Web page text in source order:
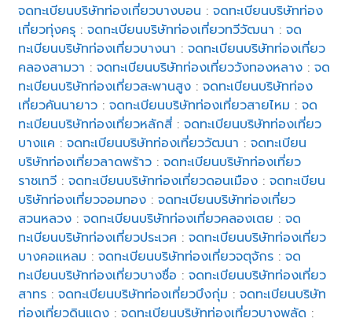
จดทะเบียนบริษัทท่องเที่ยวบางบอน :จดทะเบียนบริษัทท่อง
เที่ยวทุ่งครุ :จดทะเบียนบริษัทท่องเที่ยวทวีวัฒนา :จด
ทะเบียนบริษัทท่องเที่ยวบางนา :จดทะเบียนบริษัทท่องเที่ยว
คลองสามวา :จดทะเบียนบริษัทท่องเที่ยววังทองหลาง :จด
ทะเบียนบริษัทท่องเที่ยวสะพานสูง :จดทะเบียนบริษัทท่อง
เที่ยวคันนายาว :จดทะเบียนบริษัทท่องเที่ยวสายไหม :จด
ทะเบียนบริษัทท่องเที่ยวหลักสี่ :จดทะเบียนบริษัทท่องเที่ยว
บางแค :จดทะเบียนบริษัทท่องเที่ยววัฒนา :จดทะเบียน
บริษัทท่องเที่ยวลาดพร้าว :จดทะเบียนบริษัทท่องเที่ยว
ราชเทวี :จดทะเบียนบริษัทท่องเที่ยวดอนเมือง :จดทะเบียน
บริษัทท่องเที่ยวจอมทอง :จดทะเบียนบริษัทท่องเที่ยว
สวนหลวง :จดทะเบียนบริษัทท่องเที่ยวคลองเตย :จด
ทะเบียนบริษัทท่องเที่ยวประเวศ :จดทะเบียนบริษัทท่องเที่ยว
บางคอแหลม :จดทะเบียนบริษัทท่องเที่ยวจตุจักร :จด
ทะเบียนบริษัทท่องเที่ยวบางซื่อ :จดทะเบียนบริษัทท่องเที่ยว
สาทร :จดทะเบียนบริษัทท่องเที่ยวบึงกุ่ม :จดทะเบียนบริษัท
ท่องเที่ยวดินแดง :จดทะเบียนบริษัทท่องเที่ยวบางพลัด :